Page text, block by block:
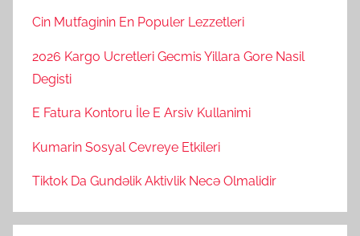
Cin Mutfaginin En Populer Lezzetleri
2026 Kargo Ucretleri Gecmis Yillara Gore Nasil
Degisti
E Fatura Kontoru İle E Arsiv Kullanimi
Kumarin Sosyal Cevreye Etkileri
Tiktok Da Gundəlik Aktivlik Necə Olmalidir